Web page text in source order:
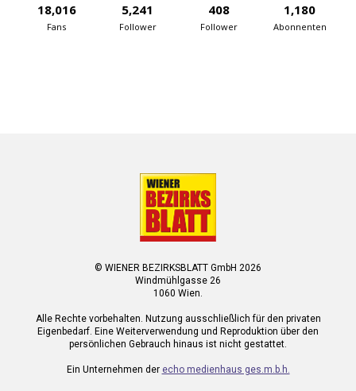
18,016
Fans
5,241
Follower
408
Follower
1,180
Abonnenten
© WIENER BEZIRKSBLATT GmbH 2026
Windmühlgasse 26
1060 Wien.
Alle Rechte vorbehalten. Nutzung ausschließlich für den privaten
Eigenbedarf. Eine Weiterverwendung und Reproduktion über den
persönlichen Gebrauch hinaus ist nicht gestattet.
Ein Unternehmen der echo medienhaus ges.m.b.h.